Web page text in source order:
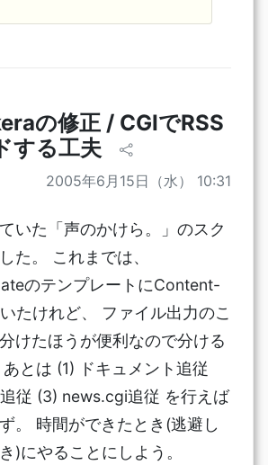
の修正 / CGIでRSS
する工夫
2005年6月15日（水） 10:31
いた「声のかけら。」のスク
た。 これまでは、
のテンプレートにContent-
たけれど、 ファイル出力のこ
けたほうが便利なので分ける
とは (1) ドキュメント追従
従 (3) news.cgi追従 を行えば
。 時間ができたとき(逃避し
)にやることにしよう。